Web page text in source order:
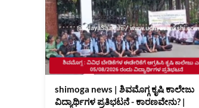
shimoga news | ಶಿವಮೊಗ್ಗ ಕೃಷಿ ಕಾಲೇಜು
ವಿದ್ಯಾರ್ಥಿಗಳ ಪ್ರತಿಭಟನೆ - ಕಾರಣವೇನು? |